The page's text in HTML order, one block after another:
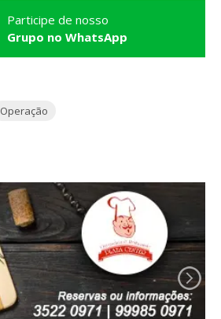
Participe de nosso
Grupo no WhatsApp
Operação